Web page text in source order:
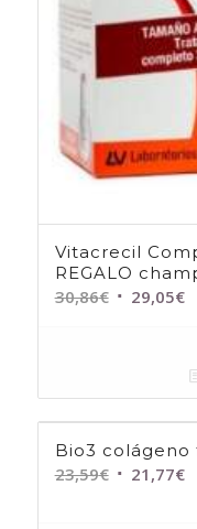
Vitacrecil
REGALO
30,86€ El
30,86€.
29,05€El
Bio3 colágeno
23,59€ El 21,77€El